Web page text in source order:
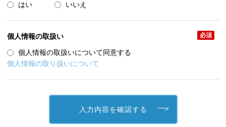
はい いいえ
個人情報の取扱い 必須
個人情報の取扱いについて同意する
個人情報の取り扱いについて